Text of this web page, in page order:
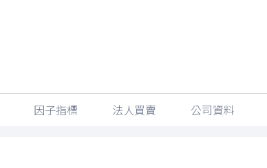
因子指標 法人買賣 公司資料